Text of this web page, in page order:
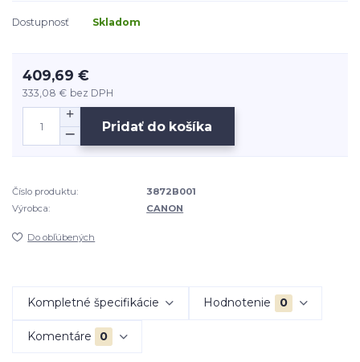
Dostupnosť Skladom
409,69 €
333,08 € bez DPH
Pridať do košíka
Číslo produktu:
3872B001
Výrobca:
CANON
Do obľúbených
Kompletné špecifikácie Hodnotenie 0
Komentáre 0